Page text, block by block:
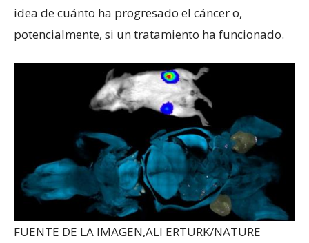
idea de cuánto ha progresado el cáncer o,
potencialmente, si un tratamiento ha funcionado.
FUENTE DE LA IMAGEN,ALI ERTURK/NATURE